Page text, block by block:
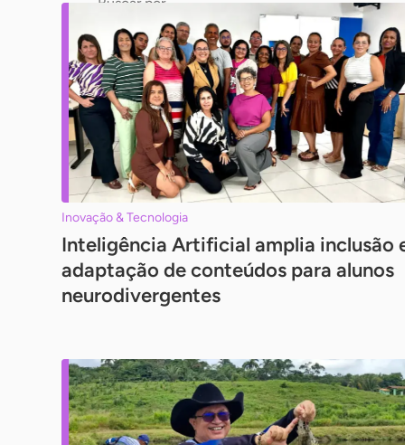
para
chave
Pesquisar
Inovação & Tecnologia
Inteligência Artificial amplia inclusão
adaptação de conteúdos para alunos
neurodivergentes